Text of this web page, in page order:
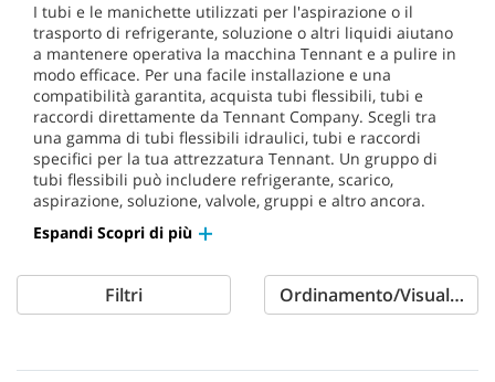
I tubi e le manichette utilizzati per l'aspirazione o il
trasporto di refrigerante, soluzione o altri liquidi aiutano
a mantenere operativa la macchina Tennant e a pulire in
modo efficace. Per una facile installazione e una
compatibilità garantita, acquista tubi flessibili, tubi e
raccordi direttamente da Tennant Company. Scegli tra
una gamma di tubi flessibili idraulici, tubi e raccordi
specifici per la tua attrezzatura Tennant. Un gruppo di
tubi flessibili può includere refrigerante, scarico,
aspirazione, soluzione, valvole, gruppi e altro ancora.
Espandi Scopri di più
Filtri Ordinamento/